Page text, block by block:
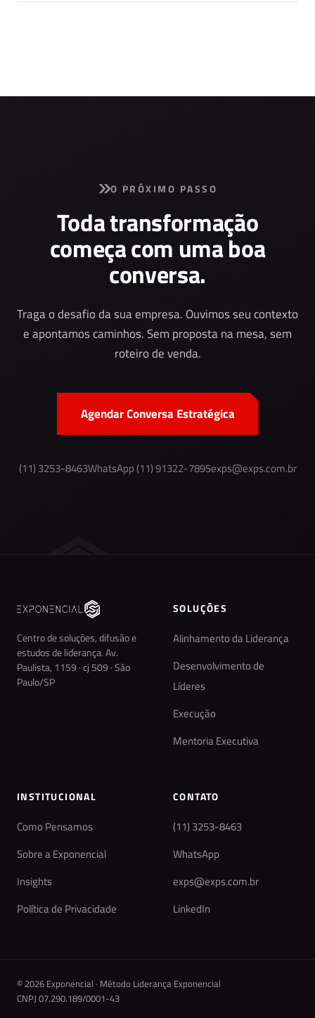
O PRÓXIMO PASSO
Toda transformação
começa com uma boa
conversa.
Traga o desafio da sua empresa. Ouvimos seu contexto
e apontamos caminhos. Sem proposta na mesa, sem
roteiro de venda.
Agendar Conversa Estratégica
(11) 3253-8463WhatsApp (11) 91322-7895exps@exps.com.br
Centro de soluções, difusão e
estudos de liderança. Av.
Paulista, 1159 · cj 509 · São
Paulo/SP
SOLUÇÕES
Alinhamento da Liderança
Desenvolvimento de
Líderes
Execução
Mentoria Executiva
INSTITUCIONAL
Como Pensamos
Sobre a Exponencial
Insights
Política de Privacidade
CONTATO
(11) 3253-8463
WhatsApp
exps@exps.com.br
LinkedIn
© 2026 Exponencial · Método Liderança Exponencial
CNPJ 07.290.189/0001-43